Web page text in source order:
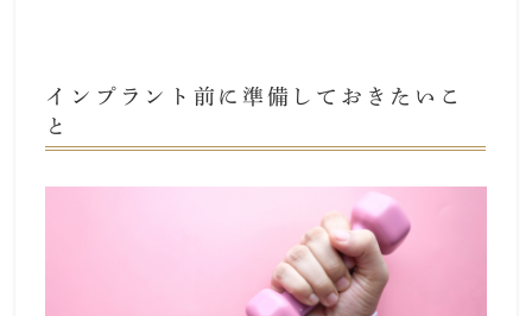
インプラント前に準備しておきたいこ
と